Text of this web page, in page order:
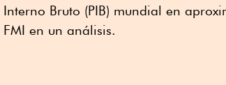
Interno Bruto (PIB) mundial en
FMI en un análisis.